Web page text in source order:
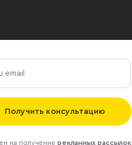
Получить консультацию
на получение рекламных рассылок